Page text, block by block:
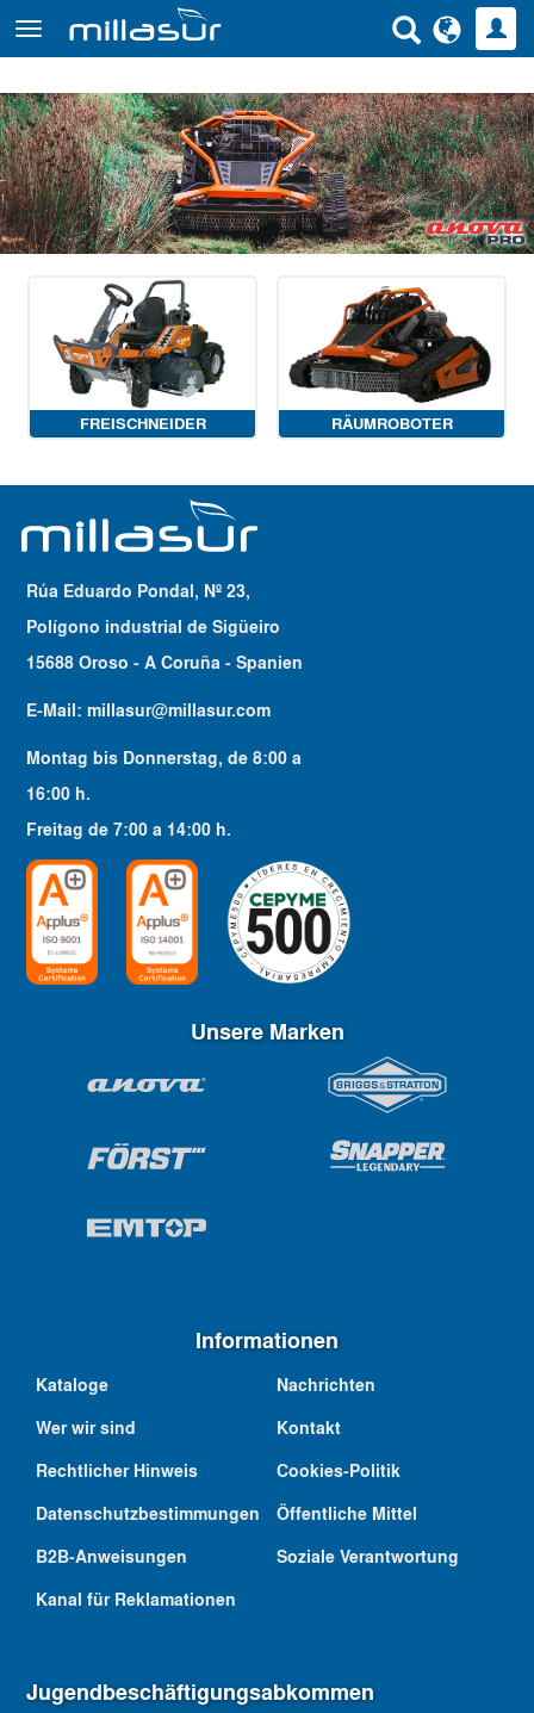
zum
Inhalt
FREISCHNEIDER RÄUMROBOTER
Rúa Eduardo Pondal, Nº 23,
Polígono industrial de Sigüeiro
15688 Oroso - A Coruña - Spanien
E-Mail:millasur@millasur.com
Montag bis Donnerstag, de8:00 a
16:00 h.
Freitag de7:00 a 14:00 h.
Unsere Marken
Informationen
Kataloge
Nachrichten
Wer wir sind
Kontakt
Rechtlicher Hinweis
Cookies-Politik
Datenschutzbestimmungen
Öffentliche Mittel
B2B-Anweisungen
Soziale Verantwortung
Kanal für Reklamationen
Jugendbeschäftigungsabkommen